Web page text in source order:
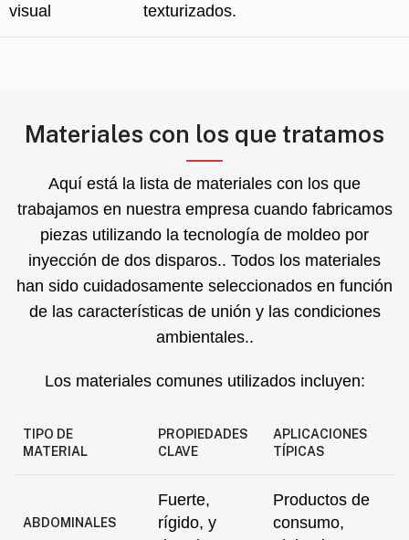
visual
texturizados.
Materiales con los que tratamos
Aquí está la lista de materiales con los que
trabajamos en nuestra empresa cuando fabricamos
piezas utilizando la tecnología de moldeo por
inyección de dos disparos.. Todos los materiales
han sido cuidadosamente seleccionados en función
de las características de unión y las condiciones
ambientales..
Los materiales comunes utilizados incluyen:
TIPO DE
MATERIAL
PROPIEDADES
CLAVE
APLICACIONES
TÍPICAS
ABDOMINALES
Fuerte,
rígido, y
Productos de
consumo,